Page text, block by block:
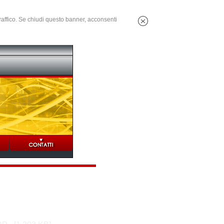
Se chiudi questo banner, acconsenti